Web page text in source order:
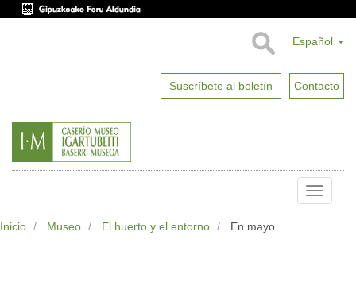
Español
Suscríbete al boletín Contacto
Toggle
Inicio Museo El huerto y el entorno En mayo